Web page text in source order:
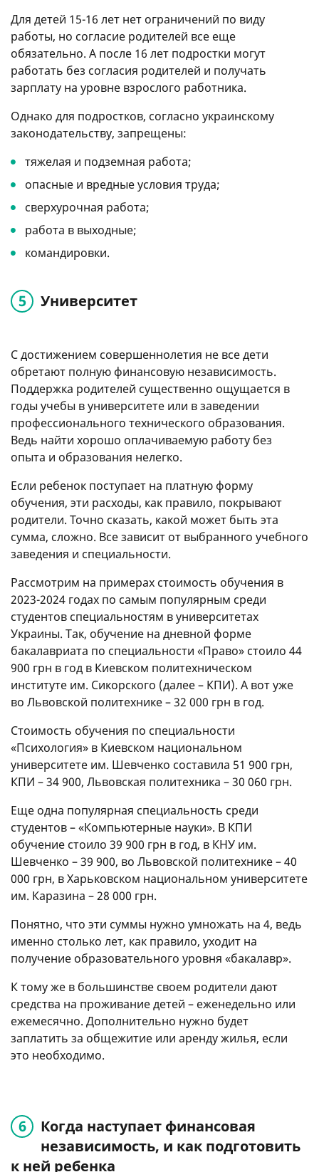
Для детей 15-16 лет нет ограничений по виду
работы, но согласие родителей все еще
обязательно. А после 16 лет подростки могут
работать без согласия родителей и получать
зарплату на уровне взрослого работника.
Однако для подростков, согласно украинскому
законодательству, запрещены:
тяжелая и подземная работа;
опасные и вредные условия труда;
сверхурочная работа;
работа в выходные;
командировки.
Университет
С достижением совершеннолетия не все дети
обретают полную финансовую независимость.
Поддержка родителей существенно ощущается в
годы учебы в университете или в заведении
профессионального технического образования.
Ведь найти хорошо оплачиваемую работу без
опыта и образования нелегко.
Если ребенок поступает на платную форму
обучения, эти расходы, как правило, покрывают
родители. Точно сказать, какой может быть эта
сумма, сложно. Все зависит от выбранного учебного
заведения и специальности.
Рассмотрим на примерах стоимость обучения в
2023-2024 годах по самым популярным среди
студентов специальностям в университетах
Украины. Так, обучение на дневной форме
бакалавриата по специальности «Право» стоило 44
900 грн в год в Киевском политехническом
институте им. Сикорского (далее – КПИ). А вот уже
во Львовской политехнике – 32 000 грн в год.
Стоимость обучения по специальности
«Психология» в Киевском национальном
университете им. Шевченко составила 51 900 грн,
КПИ – 34 900, Львовская политехника – 30 060 грн.
Еще одна популярная специальность среди
студентов – «Компьютерные науки». В КПИ
обучение стоило 39 900 грн в год, в КНУ им.
Шевченко – 39 900, во Львовской политехнике – 40
000 грн, в Харьковском национальном университете
им. Каразина – 28 000 грн.
Понятно, что эти суммы нужно умножать на 4, ведь
именно столько лет, как правило, уходит на
получение образовательного уровня «бакалавр».
К тому же в большинстве своем родители дают
средства на проживание детей – еженедельно или
ежемесячно. Дополнительно нужно будет
заплатить за общежитие или аренду жилья, если
это необходимо.
Когда наступает финансовая
независимость, и как подготовить
к ней ребенка